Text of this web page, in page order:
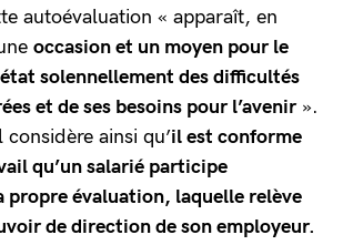
autoévaluation « apparaît, en
occasion et un moyen pour le
solennellement des difficultés
et de ses besoins pour l’avenir».
considère ainsi qu’il est conforme
qu’un salarié participe
propre évaluation, laquelle relève
de direction de son employeur.